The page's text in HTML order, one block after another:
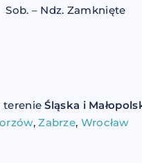
Sob. – Ndz. Zamknięte
terenieŚląska i
,Zabrze, Wrocław